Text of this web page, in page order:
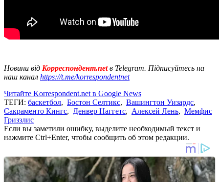
Новини від Корреспондент.netв Telegram. Підписуйтесь на
наш канал https://t.me/korrespondentnet
Читайте Korrespondent.net в Google News
ТЕГИ: баскетбол, Бостон Селтикс, Вашингтон Уизардс,
Сакраменто Кингс, Денвер Наггетс, Алексей Лень, Мемфис
Гриззлис
Если вы заметили ошибку, выделите необходимый текст и
нажмите Ctrl+Enter, чтобы сообщить об этом редакции.